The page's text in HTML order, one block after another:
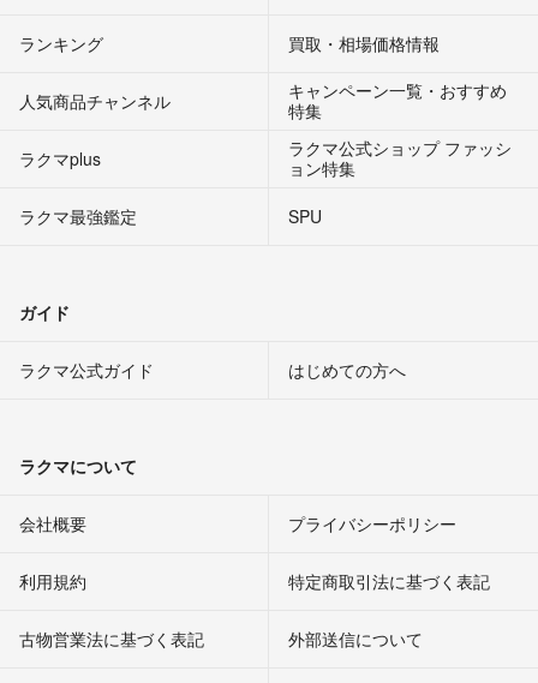
ランキング 買取・相場価格情報
人気商品チャンネル
キャンペーン一覧・おすすめ
特集
ラクマplus
ラクマ公式ショップ ファッシ
ョン特集
ラクマ最強鑑定
SPU
ガイド
ラクマ公式ガイド はじめての方へ
ラクマについて
会社概要 プライバシーポリシー
利用規約 特定商取引法に基づく表記
古物営業法に基づく表記 外部送信について